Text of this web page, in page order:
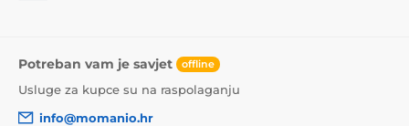
Potreban vam je savjet offline
Usluge za kupce su na raspolaganju
info@momanio.hr